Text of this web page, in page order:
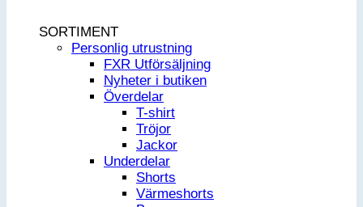
SORTIMENT
Personlig utrustning
FXR Utförsäljning
Nyheter i butiken
Överdelar
T-shirt
Tröjor
Jackor
Underdelar
Shorts
Värmeshorts